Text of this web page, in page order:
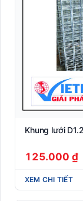
Khung lưới
125.000 ₫
XEM CHI TIẾT